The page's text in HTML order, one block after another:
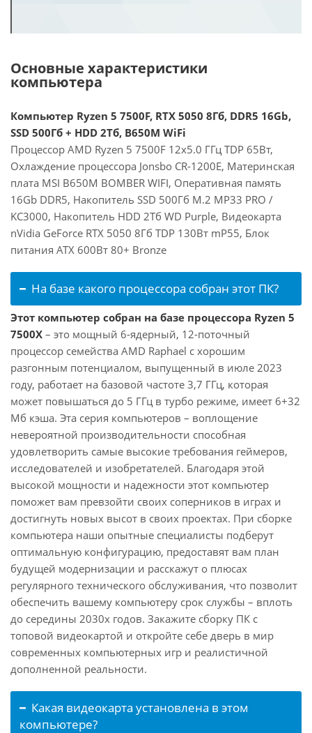
Основные характеристики
компьютера
Компьютер Ryzen 5 7500F, RTX 5050 8Гб, DDR5 16Gb,
SSD 500Гб + HDD 2Тб, B650M WiFi
Процессор AMD Ryzen 5 7500F 12x5.0 ГГц TDP 65Вт,
Охлаждение процессора Jonsbo CR-1200E, Материнская
плата MSI B650M BOMBER WIFI, Оперативная память
16Gb DDR5, Накопитель SSD 500Гб M.2 MP33 PRO /
KC3000, Накопитель HDD 2Тб WD Purple, Видеокарта
nVidia GeForce RTX 5050 8Гб TDP 130Вт mP55, Блок
питания ATX 600Вт 80+ Bronze
На базе какого процессора собран этот ПК?
Этот компьютер собран на базе процессора Ryzen 5
7500X – это мощный 6-ядерный, 12-поточный
процессор семейства AMD Raphael с хорошим
разгонным потенциалом, выпущенный в июле 2023
году, работает на базовой частоте 3,7 ГГц, которая
может повышаться до 5 ГГц в турбо режиме, имеет 6+32
Мб кэша. Эта серия компьютеров – воплощение
невероятной производительности способная
удовлетворить самые высокие требования геймеров,
исследователей и изобретателей. Благодаря этой
высокой мощности и надежности этот компьютер
поможет вам превзойти своих соперников в играх и
достигнуть новых высот в своих проектах. При сборке
компьютера наши опытные специалисты подберут
оптимальную конфигурацию, предоставят вам план
будущей модернизации и расскажут о плюсах
регулярного технического обслуживания, что позволит
обеспечить вашему компьютеру срок службы – вплоть
до середины 2030х годов. Закажите сборку ПК с
топовой видеокартой и откройте себе дверь в мир
современных компьютерных игр и реалистичной
дополненной реальности.
Какая видеокарта установлена в этом
компьютере?